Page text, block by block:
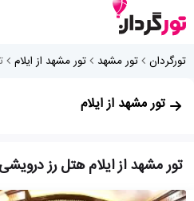
تورگردان تور مشهد تور مشهد از ایلام
تور مشهد از ایلام
تور مشهد از ایلام هتل رز درویشی